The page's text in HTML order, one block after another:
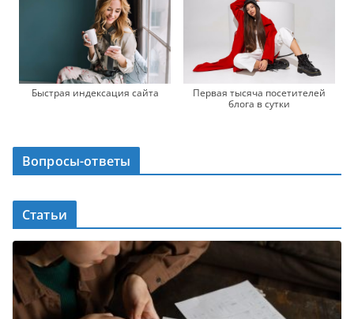
Быстрая индексация сайта
Первая тысяча посетителей
блога в сутки
Вопросы-ответы
Статьи